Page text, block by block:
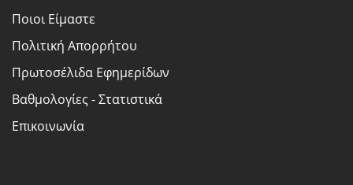
Ποιοι Είμαστε
Πολιτική Απορρήτου
Πρωτοσέλιδα Εφημερίδων
Βαθμολογίες - Στατιστικά
Επικοινωνία